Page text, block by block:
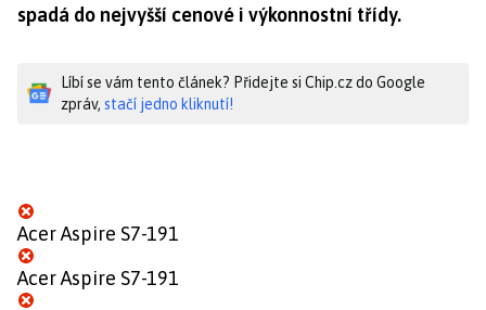
spadá do nejvyšší cenové i výkonnostní třídy.
Líbí se vám tento článek? Přidejte si Chip.cz do Google
zpráv, stačí jedno kliknutí!
Acer Aspire S7-191
Acer Aspire S7-191